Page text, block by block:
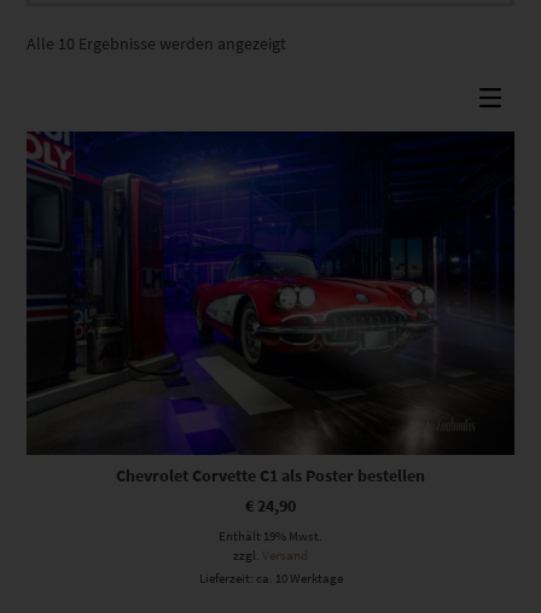
Alle 10 Ergebnisse werden angezeigt
Chevrolet Corvette C1 als Poster bestellen
€ 24,90
Enthält 19% Mwst.
zzgl. Versand
Lieferzeit: ca. 10 Werktage